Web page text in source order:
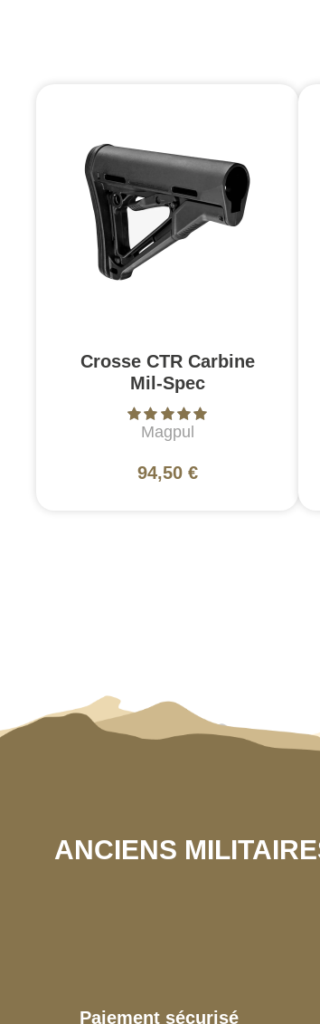
Crosse CTR Carbine
Mil-Spec
Magpul
94,50 €
ANCIENS
Paiement sécurisé